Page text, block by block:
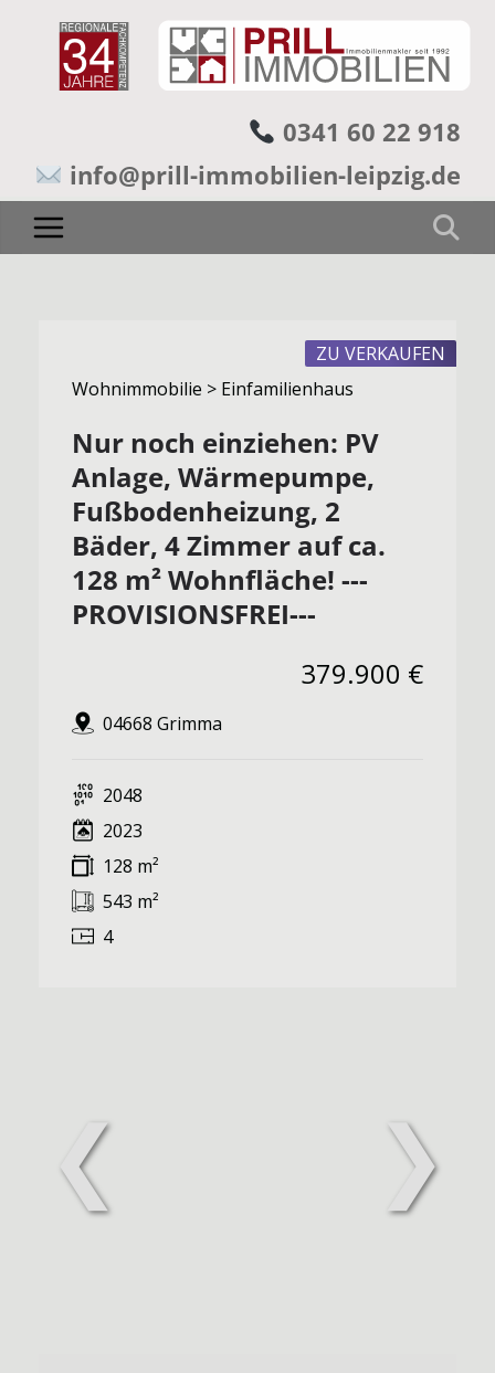
0341 60 22 918
info@prill-immobilien-leipzig.de
Wohnimmobilie > Einfamilienhaus
ZU VERKAUFEN
Nur noch einziehen: PV
Anlage, Wärmepumpe,
Fußbodenheizung, 2
Bäder, 4 Zimmer auf ca.
128 m² Wohnfläche! ---
PROVISIONSFREI---
04668 Grimma
379.900 €
2048
2023
128 m²
543 m²
4
❮ ❯